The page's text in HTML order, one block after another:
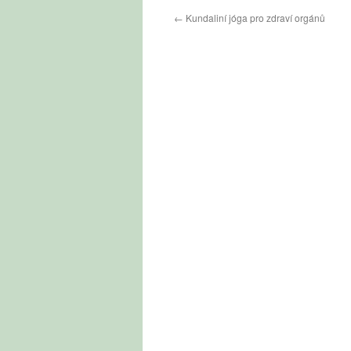
← Kundaliní jóga pro zdraví orgánů